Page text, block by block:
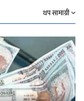
थप सामाग्री